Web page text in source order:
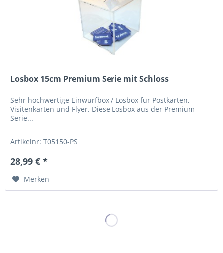
Losbox 15cm Premium Serie mit Schloss
Sehr hochwertige Einwurfbox / Losbox für Postkarten,
Visitenkarten und Flyer. Diese Losbox aus der Premium
Serie...
Artikelnr: T05150-PS
28,99 € *
Merken